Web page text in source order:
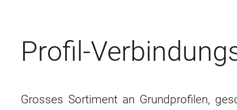
Profil-
Grosses Sortiment an Grundprofilen,